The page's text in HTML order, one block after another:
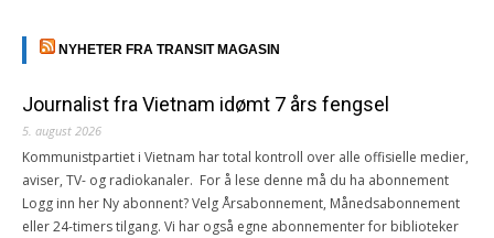
NYHETER FRA TRANSIT MAGASIN
Journalist fra Vietnam idømt 7 års fengsel
5. august 2026
Kommunistpartiet i Vietnam har total kontroll over alle offisielle medier,
aviser, TV- og radiokanaler. For å lese denne må du ha abonnement
Logg inn her Ny abonnent? Velg Årsabonnement, Månedsabonnement
eller 24-timers tilgang. Vi har også egne abonnementer for biblioteker